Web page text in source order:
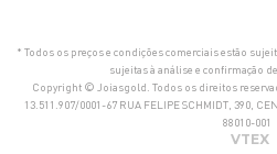
* Todos os preços e condições comerciais estão
sujeitas à análise e confirmação
Copyright © Joiasgold. Todos os direitos
13.511.907/0001-67 RUA FELIPE SCHMIDT, 390,
88010-001
VTEX